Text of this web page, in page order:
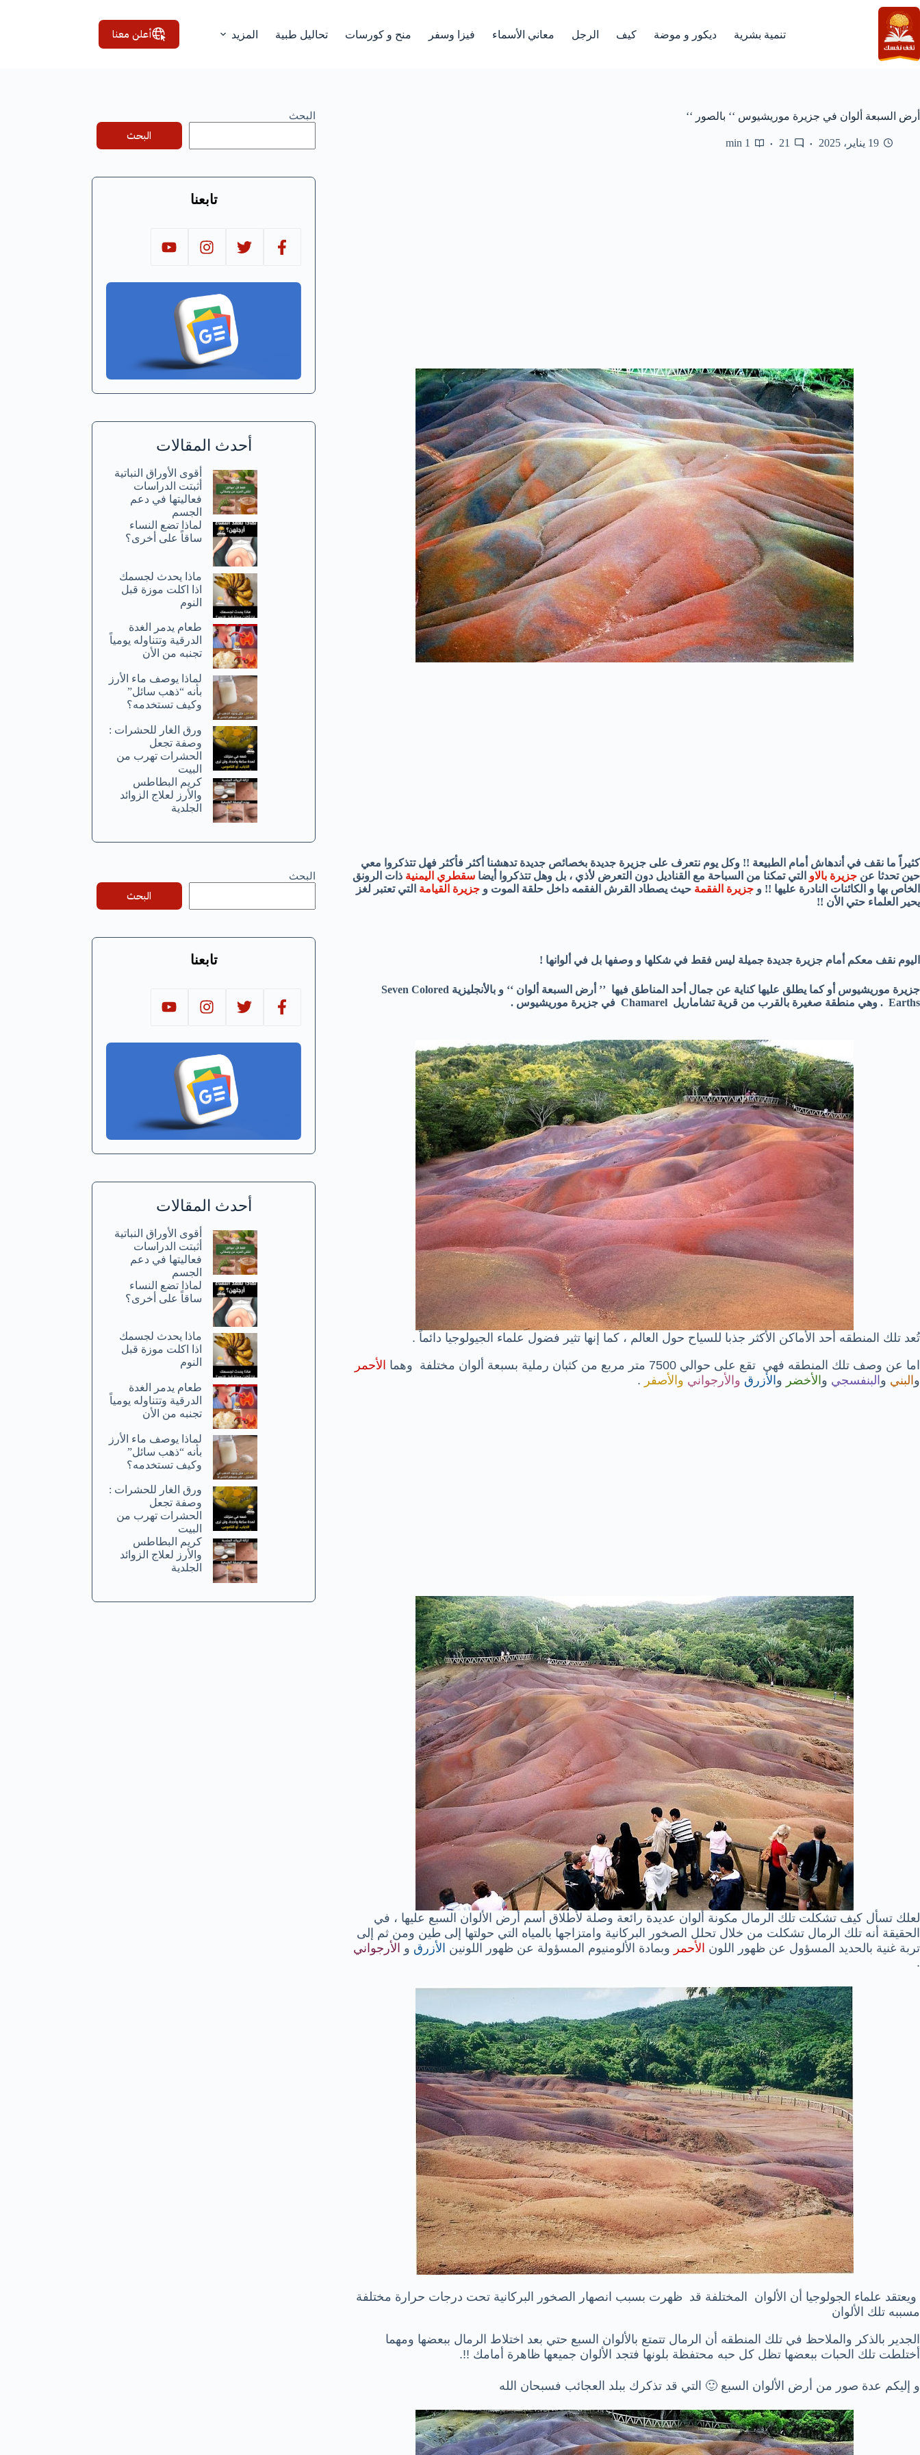
التجاوز
إلى
المحتوى
تنمية بشرية ديكور و موضة كيف الرجل معاني الأسماء فيزا وسفر منح و كورسات تحاليل طبية المزيد أعلن معنا
أرض السبعة ألوان في جزيرة موريشيوس ‘‘ بالصور ‘‘
19 يناير، 2025 21
1 min
كثيراً ما نقف في أندهاش أمام الطبيعة !! وكل يوم نتعرف على جزيرة جديدة بخصائص جديدة تدهشنا أكثر فأكثر فهل تتذكروا معي
حين تحدثا عن جزيرة بالاو التي تمكنا من السباحة مع القناديل دون التعرض لأذي ، بل وهل تتذكروا أيضا سقطري اليمنية ذات الرونق
الخاص بها و الكائنات النادرة عليها !! و جزيرة الفقمة حيث يصطاد القرش الفقمه داخل حلقة الموت و جزيرة القيامة التي تعتبر لغز
يحير العلماء حتي الأن !!
اليوم نقف معكم أمام جزيرة جديدة جميلة ليس فقط في شكلها و وصفها بل في ألوانها !
جزيرة موريشيوس أو كما يطلق عليها كناية عن جمال أحد المناطق فيها ’’ أرض السبعة ألوان ‘‘ و بالأنجليزية Seven Colored
Earths . وهي منطقة صغيرة بالقرب من قرية تشاماريل Chamarel في جزيرة موريشيوس .
تُعد تلك المنطقه أحد الأماكن الأكثر جذبا للسياح حول العالم ، كما إنها تثير فضول علماء الجيولوجيا دائماً .
اما عن وصف تلك المنطقه فهي تقع على حوالي 7500 متر مربع من كثبان رملية بسبعة ألوان مختلفة وهما
الأحمر
و البني و البنفسجي و الأخضر و الأزرق والأرجواني والأصفر .
لعلك تسأل كيف تشكلت تلك الرمال مكونة ألوان عديدة رائعة وصلة لأطلاق أسم أرض الألوان السبع عليها ، في
الحقيقة أنه تلك الرمال تشكلت من خلال تحلل الصخور البركانية وامتزاجها بالمياه التي حولتها إلى طين ومن ثم إلى
تربة غنية بالحديد المسؤول عن ظهور اللون الأحمر وبمادة الألومنيوم المسؤولة عن ظهور اللونين الأزرق و الأرجواني
.
ويعتقد علماء الجولوجيا أن الألوان المختلفة قد ظهرت بسبب انصهار الصخور البركانية تحت درجات حرارة مختلفة
مسببه تلك الألوان
الجدير بالذكر والملاحظ في تلك المنطقه أن الرمال تتمتع بالألوان السبع حتي بعد اختلاط الرمال ببعضها ومهما
أختلطت تلك الحبات ببعضها تظل كل حبه محتفظة بلونها فتجد الألوان جميعها ظاهرة أمامك !!.
و إليكم عدة صور من أرض الألوان السبع 🙂 التي قد تذكرك ببلد العجائب فسبحان الله
البحث
البحث
تابعنا
أحدث المقالات
أقوى الأوراق النباتية
أثبتت الدراسات
فعاليتها في دعم
الجسم
لماذا تضع النساء
ساقاً على أخرى؟
ماذا يحدث لجسمك
اذا اكلت موزة قبل
النوم
طعام يدمر الغدة
الدرقية وتتناوله يومياً
تجنبه من الأن
لماذا يوصف ماء الأرز
بأنه “ذهب سائل”
وكيف تستخدمه؟
ورق الغار للحشرات :
وصفة تجعل
الحشرات تهرب من
البيت
كريم البطاطس
والأرز لعلاج الزوائد
الجلدية
البحث
البحث
تابعنا
أحدث المقالات
أقوى الأوراق النباتية
أثبتت الدراسات
فعاليتها في دعم
الجسم
لماذا تضع النساء
ساقاً على أخرى؟
ماذا يحدث لجسمك
اذا اكلت موزة قبل
النوم
طعام يدمر الغدة
الدرقية وتتناوله يومياً
تجنبه من الأن
لماذا يوصف ماء الأرز
بأنه “ذهب سائل”
وكيف تستخدمه؟
ورق الغار للحشرات :
وصفة تجعل
الحشرات تهرب من
البيت
كريم البطاطس
والأرز لعلاج الزوائد
الجلدية